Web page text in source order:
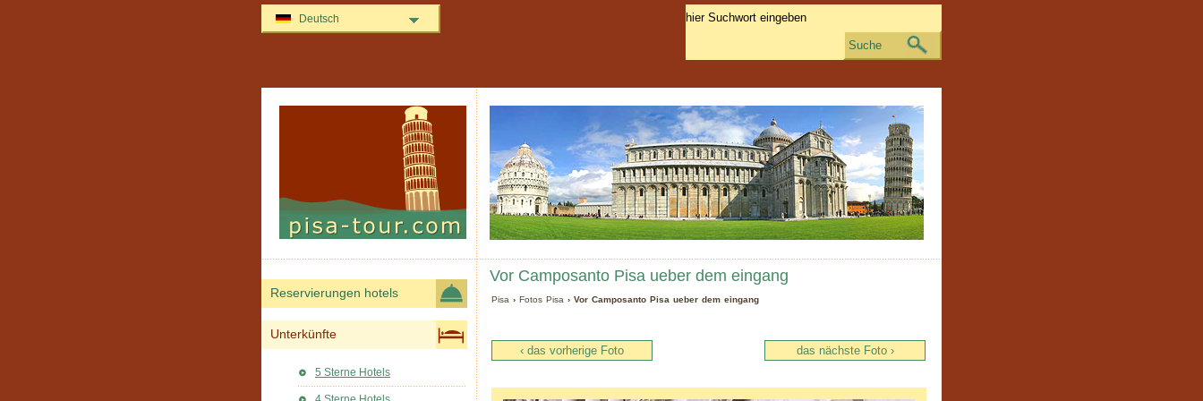
Vor Camposanto Pisa ueber dem eingang
Pisa ›Fotos Pisa › Vor Camposanto Pisa ueber dem eingang
‹ das vorherige Foto das nächste Foto ›
Reservierungen hotels
Unterkünfte
5 Sterne Hotels
Deutsch
Suche